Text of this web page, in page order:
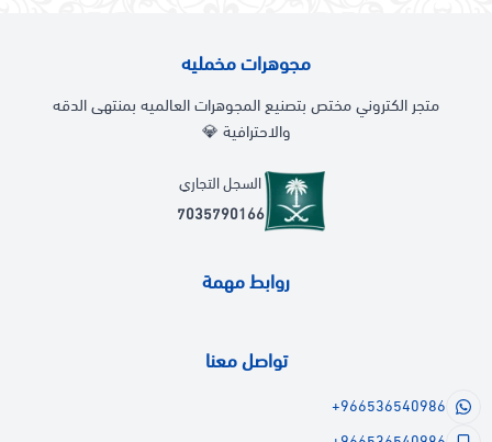
مجوهرات مخمليه
متجر الكتروني مختص بتصنيع المجوهرات العالميه بمنتهى الدقه
والاحترافية 💎
السجل التجاري
7035790166
روابط مهمة
تواصل معنا
+966536540986